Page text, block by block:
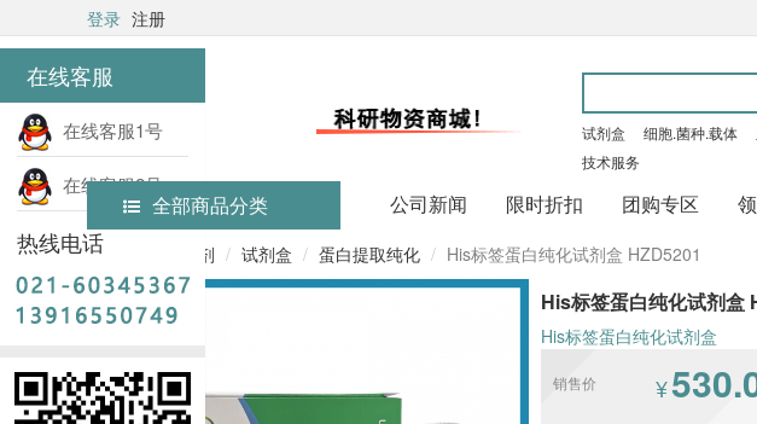
在线客服
在线客服1号
在线客服2号
热线电话
登录 注册
试剂盒 细胞.菌种.载体
技术服务
全部商品分类 公司新闻 限时折扣 团购专区
首页 实验试剂 试剂盒 蛋白提取纯化 His标签蛋白纯化试剂盒 HZD5201
His标签蛋白纯化试剂盒
His标签蛋白纯化试剂盒
销售价 ¥